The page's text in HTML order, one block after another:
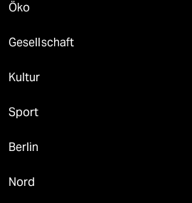
Öko
Gesellschaft
Kultur
Sport
Berlin
Nord